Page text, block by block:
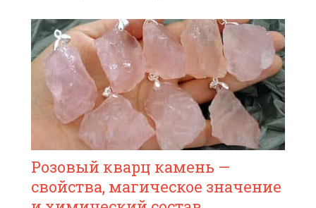
Розовый кварц камень —
свойства, магическое значение